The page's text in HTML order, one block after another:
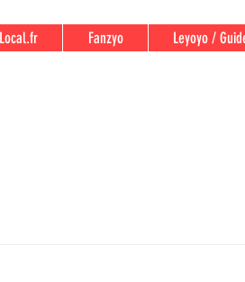
Fanzyo Leyoyo /